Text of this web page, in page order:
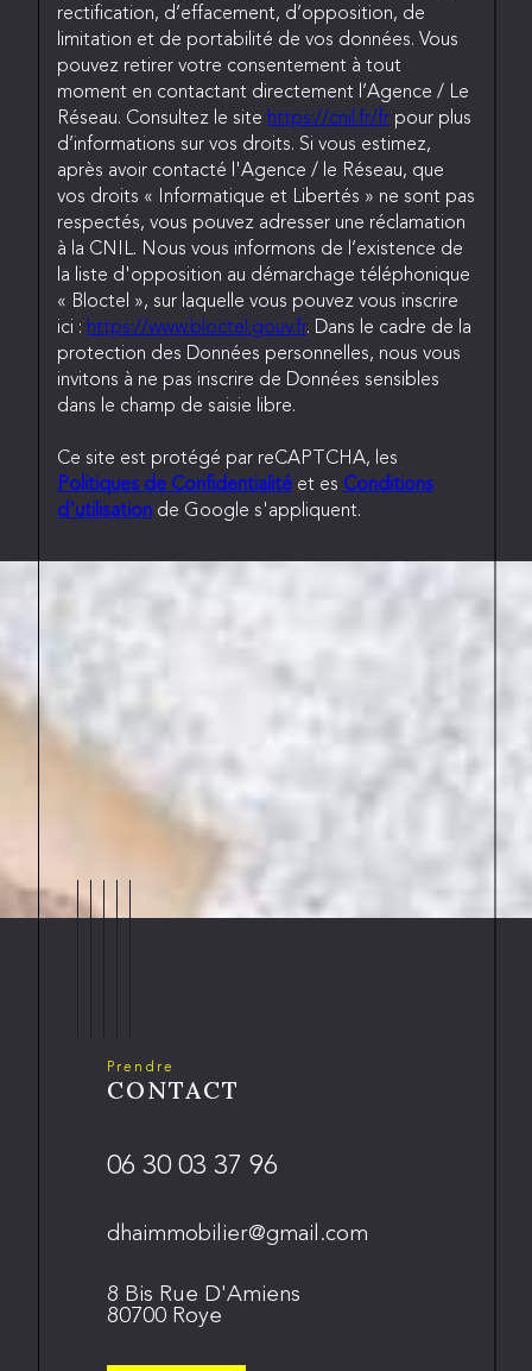
rectification, d’effacement, d’opposition, de
limitation et de portabilité de vos données. Vous
pouvez retirer votre consentement à tout
moment en contactant directement l’Agence / Le
Réseau. Consultez le site https://cnil.fr/fr pour plus
d’informations sur vos droits. Si vous estimez,
après avoir contacté l'Agence / le Réseau, que
vos droits « Informatique et Libertés » ne sont pas
respectés, vous pouvez adresser une réclamation
à la CNIL. Nous vous informons de l’existence de
la liste d'opposition au démarchage téléphonique
« Bloctel », sur laquelle vous pouvez vous inscrire
ici : https://www.bloctel.gouv.fr. Dans le cadre de la
protection des Données personnelles, nous vous
invitons à ne pas inscrire de Données sensibles
dans le champ de saisie libre.
Ce site est protégé par reCAPTCHA, les
Politiques de Confidentialité et es Conditions
d'utilisation de Google s'appliquent.
Prendre
CONTACT
06 30 03 37 96
dhaimmobilier@gmail.com
8 Bis Rue D'Amiens
80700 Roye